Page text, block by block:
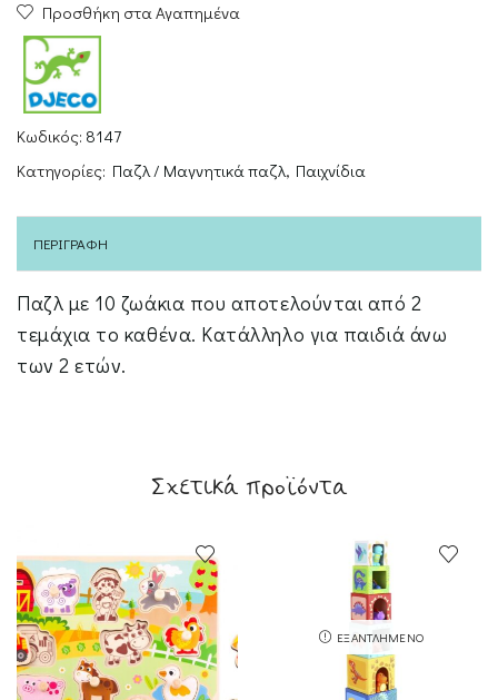
παζλ
ζωάκια
των
2
τεμαχίων
ποσότητα
Προσθήκη στα Αγαπημένα
Κωδικός: 8147
Κατηγορίες: Παζλ / Μαγνητικά παζλ, Παιχνίδια
ΠΕΡΙΓΡΑΦΉ
Παζλ με 10 ζωάκια που αποτελούνται από 2
τεμάχια το καθένα. Κατάλληλο για παιδιά άνω
των 2 ετών.
Σχετικά προϊόντα
ΕΞΑΝΤΛΗΜΈΝΟ